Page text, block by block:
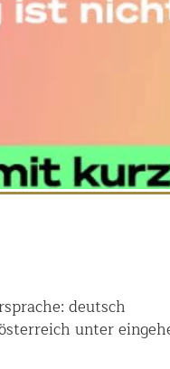
deutsch
unter